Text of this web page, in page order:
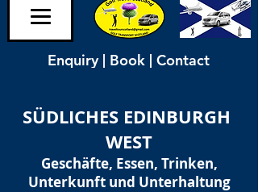
Enquiry | Book | Contact
SÜDLICHES EDINBURGH
WEST
Geschäfte, Essen, Trinken,
Unterkunft und Unterhaltung